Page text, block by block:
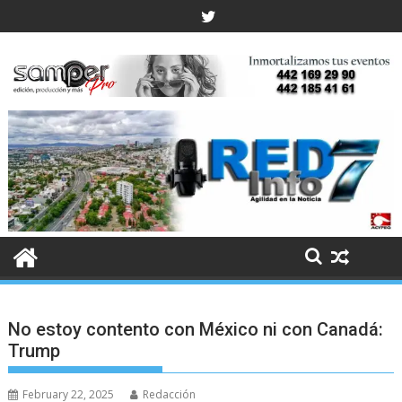
to
No estoy contento con México ni con Canadá:
Trump
February 22, 2025 Redacción